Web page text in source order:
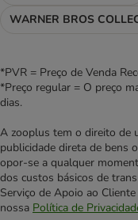
WARNER BROS
*PVR = Preço de Venda
*Preço regular = O preço
dias.
A zooplus tem o direito de
publicidade direta de bens
opor-se a qualquer
dos custos básicos de
Serviço de Apoio ao
nossa Política de